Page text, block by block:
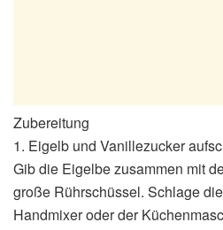
Zubereitung
1. Eigelb und Vanillezucker
Gib die Eigelbe zusammen mit
große Rührschüssel. Schlage
Handmixer oder der